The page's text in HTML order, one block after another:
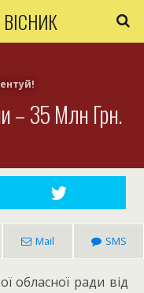
– 35 Млн Грн.
Mail SMS
обласної ради від